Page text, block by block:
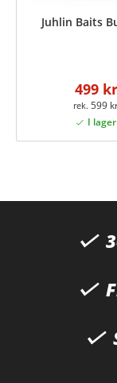
Juhlin Baits
499 kr
599